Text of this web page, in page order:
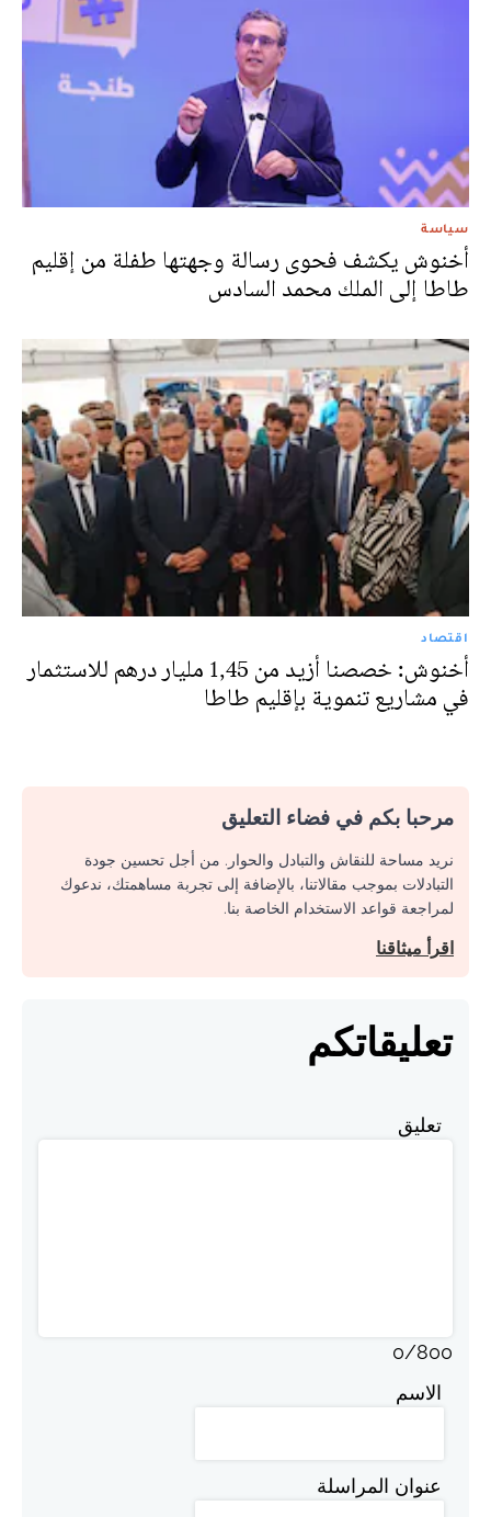
سياسة
أخنوش يكشف فحوى رسالة وجهتها طفلة من إقليم
طاطا إلى الملك محمد السادس
اقتصاد
أخنوش: خصصنا أزيد من 1,45 مليار درهم للاستثمار
في مشاريع تنموية بإقليم طاطا
مرحبا بكم في فضاء التعليق
نريد مساحة للنقاش والتبادل والحوار. من أجل تحسين جودة
التبادلات بموجب مقالاتنا، بالإضافة إلى تجربة مساهمتك، ندعوك
لمراجعة قواعد الاستخدام الخاصة بنا.
اقرأ ميثاقنا
تعليقاتكم
تعليق
0/800
الاسم
عنوان المراسلة